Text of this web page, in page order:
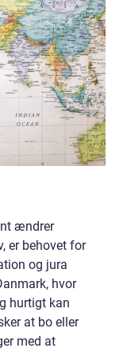
ændrer
er behovet for
og jura
hvor
hurtigt kan
at bo eller
med at